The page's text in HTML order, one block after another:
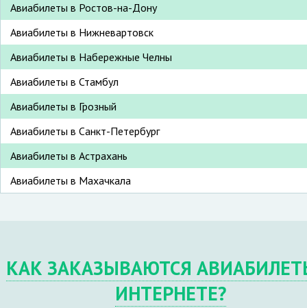
Авиабилеты в Ростов-на-Дону
Авиабилеты в Нижневартовск
Авиабилеты в Набережные Челны
Авиабилеты в Стамбул
Авиабилеты в Грозный
Авиабилеты в Санкт-Петербург
Авиабилеты в Астрахань
Авиабилеты в Махачкала
КАК ЗАКАЗЫВАЮТСЯ
ИНТЕРНЕТЕ?